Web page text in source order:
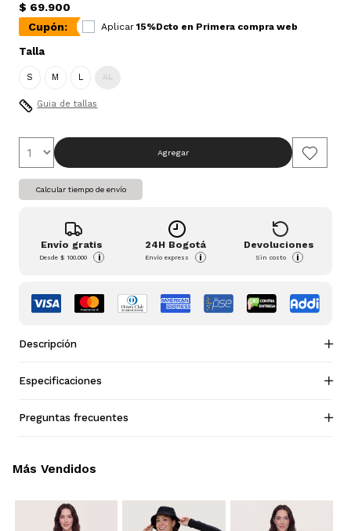
$ 69.900
Cupón:
Aplicar 15%Dcto en Primera compra web
Talla
S M L XL
Guia de tallas
Agregar
Calcular tiempo de envío
Envío gratis
Desde$ 100.000 i
24H Bogotá
Envío express i
Devoluciones
Sin costo i
Descripción
Especificaciones
Preguntas frecuentes
Más Vendidos